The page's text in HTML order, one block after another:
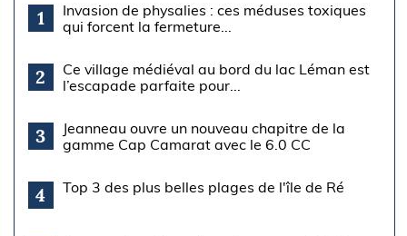
1
Invasion de physalies : ces méduses toxiques
qui forcent la fermeture...
2
Ce village médiéval au bord du lac Léman est
l’escapade parfaite pour...
3
Jeanneau ouvre un nouveau chapitre de la
gamme Cap Camarat avec le 6.0 CC
4 Top 3 des plus belles plages de l'île de Ré